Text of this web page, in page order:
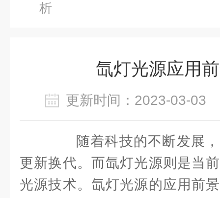
析
氙灯光源应用
更新时间：2023-03-
随着科技的不断发展，
更新换代。而氙灯光源则是当
光源技术。氙灯光源的应用前